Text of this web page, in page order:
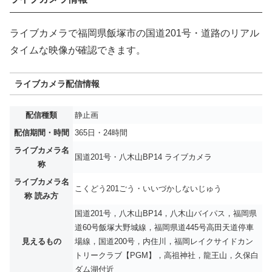
ライブカメラで福岡県飯塚市の国道201号・道路のリアル
タイムな映像が確認できます。
ライブカメラ配信情報
配信種類
静止画
配信期間・時間
365日・24時間
ライブカメラ名
称
国道201号・八木山BP14 ライブカメラ
ライブカメラ名
称 読み方
こくどう201ごう・いいづかしないじゅう
見えるもの
国道201号，八木山BP14，八木山バイパス，福岡県
道60号飯塚大野城線，福岡県道445号高田天道停車
場線，国道200号，内住川，福岡レイクサイドカン
トリークラブ【PGM】，高祖神社，龍王山，久保白
ダム湖付近